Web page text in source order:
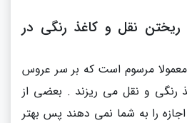
ریختن نقل و کاغذ رنگی در
مرسوم است که بر سر عروس
رنگی و نقل می ریزند . بعضی از
را به شما نمی دهند پس بهتر